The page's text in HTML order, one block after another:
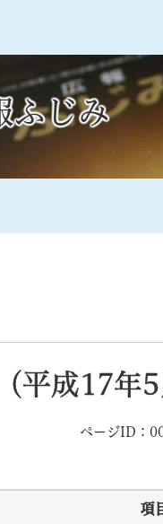
PDF 記事ID検
ふじみ
平成17年5
ページID：
項